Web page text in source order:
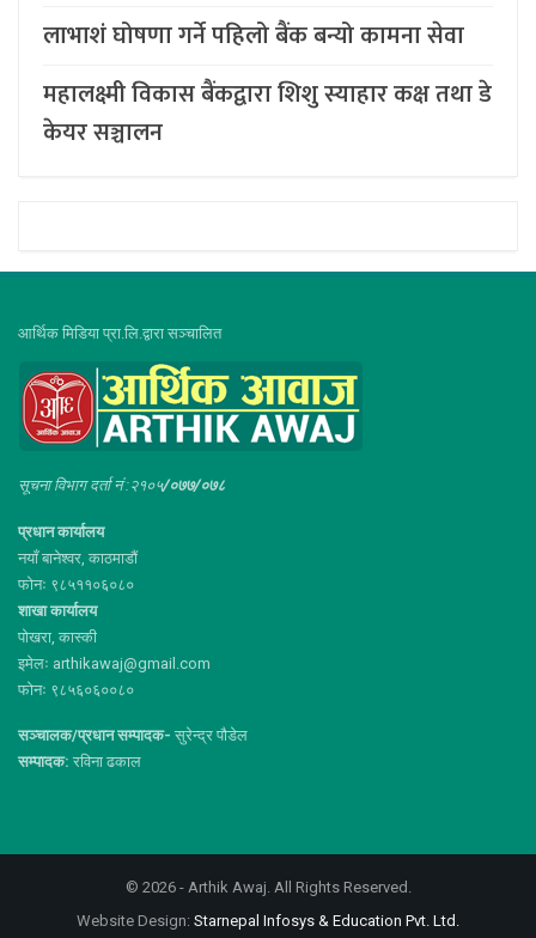
लाभाशं घोषणा गर्ने पहिलो बैंक बन्यो कामना सेवा
महालक्ष्मी विकास बैंकद्वारा शिशु स्याहार कक्ष तथा डे
केयर सञ्चालन
आर्थिक मिडिया प्रा.लि.द्वारा सञ्चालित
सूचना विभाग दर्ता नं :२१०५/०७७/०७८
प्रधान कार्यालय
नयाँ बानेश्वर, काठमाडौं
फोनः ९८५११०६०८०
शाखा कार्यालय
पोखरा, कास्की
इमेलः arthikawaj@gmail.com
फोनः ९८५६०६००८०
सञ्चालक/प्रधान सम्पादक- सुरेन्द्र पौडेल
सम्पादक: रविना ढकाल
© 2026 - Arthik Awaj. All Rights Reserved.
Website Design: Starnepal Infosys & Education Pvt. Ltd.